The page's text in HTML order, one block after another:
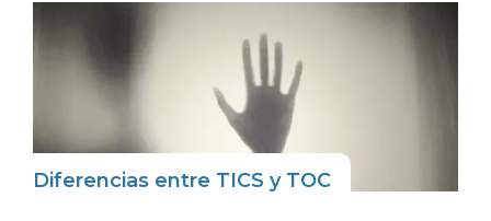
Diferencias entre TICS y TOC